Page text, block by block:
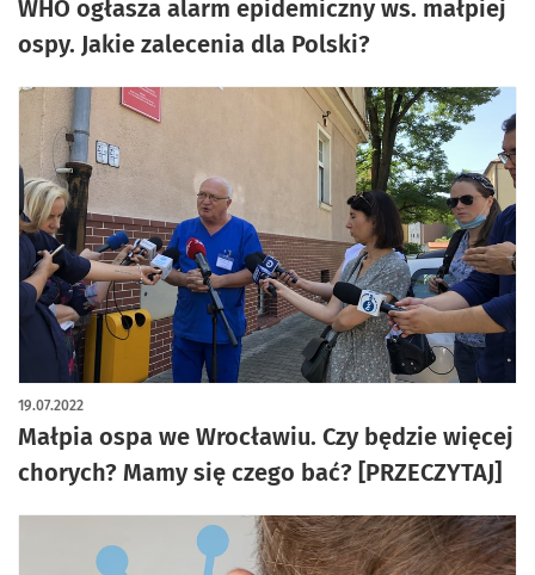
WHO ogłasza alarm epidemiczny ws. małpiej
ospy. Jakie zalecenia dla Polski?
Małpia ospa we Wrocławiu. Czy będzie więcej
chorych? Mamy się czego bać? [PRZECZYTAJ]
19.07.2022